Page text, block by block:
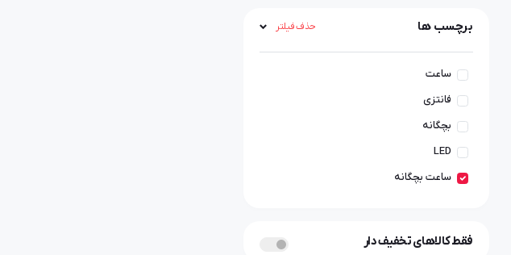
برچسب ها حذف فیلتر
ساعت
فانتزی
بچگانه
LED
ساعت بچگانه
فقط کالاهای تخفیف دار